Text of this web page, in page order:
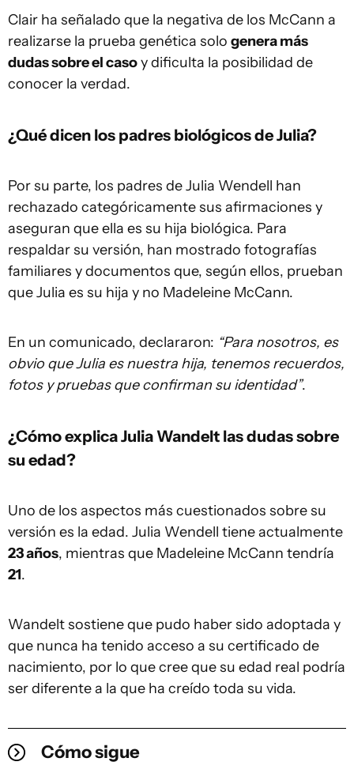
Clair ha señalado que la negativa de los McCann a
realizarse la prueba genética solo genera más
dudas sobre el casoy dificulta la posibilidad de
conocer la verdad.
¿Qué dicen los padres biológicos de Julia?
Por su parte, los padres de Julia Wendell han
rechazado categóricamente sus afirmaciones y
aseguran que ella es su hija biológica. Para
respaldar su versión, han mostrado fotografías
familiares y documentos que, según ellos, prueban
que Julia es su hija y no Madeleine McCann.
En un comunicado, declararon: “Para nosotros, es
obvio que Julia es nuestra hija, tenemos recuerdos,
fotos y pruebas que confirman su identidad”.
¿Cómo explica Julia Wandelt las dudas sobre
su edad?
Uno de los aspectos más cuestionados sobre su
versión es la edad. Julia Wendell tiene actualmente
23 años, mientras que Madeleine McCann tendría
21.
Wandelt sostiene que pudo haber sido adoptada y
que nunca ha tenido acceso a su certificado de
nacimiento, por lo que cree que su edad real podría
ser diferente a la que ha creído toda su vida.
Cómo sigue